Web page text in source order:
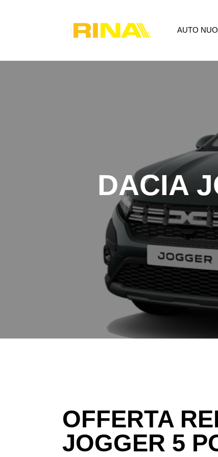
AUTO
DACIA
OFFERTA
JOGGER 5